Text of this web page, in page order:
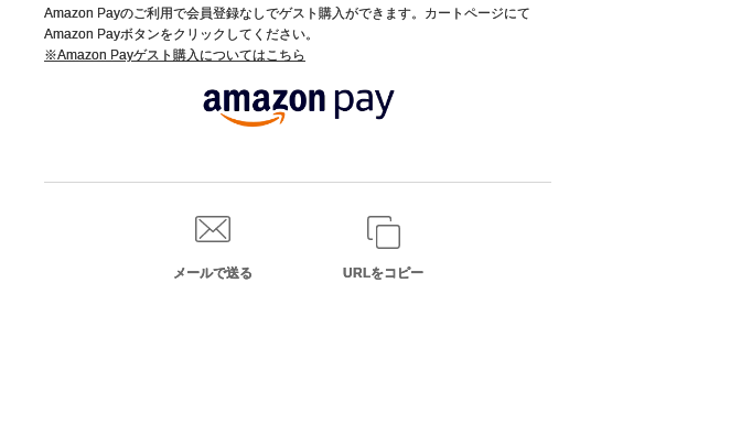
Amazon Payのご利用で会員登録なしでゲスト購入ができます。カートページにて
Amazon Payボタンをクリックしてください。
※Amazon Payゲスト購入についてはこちら
メールで送る URLをコピー